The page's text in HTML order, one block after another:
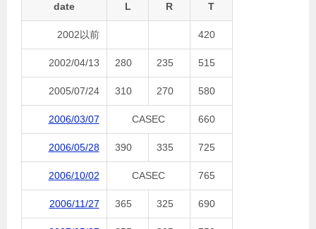
date L R T
2002以前 420
2002/04/13 280 235 515
2005/07/24 310 270 580
2006/03/07 CASEC 660
2006/05/28 390 335 725
2006/10/02 CASEC 765
2006/11/27 365 325 690